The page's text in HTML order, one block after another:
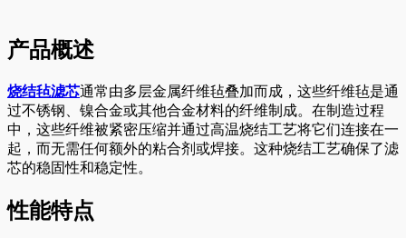
产品概述
烧结毡滤芯通常由多层金属纤维毡叠加而成，这些纤维毡是通
过不锈钢、镍合金或其他合金材料的纤维制成。在制造过程
中，这些纤维被紧密压缩并通过高温烧结工艺将它们连接在一
起，而无需任何额外的粘合剂或焊接。这种烧结工艺确保了滤
芯的稳固性和稳定性。
性能特点